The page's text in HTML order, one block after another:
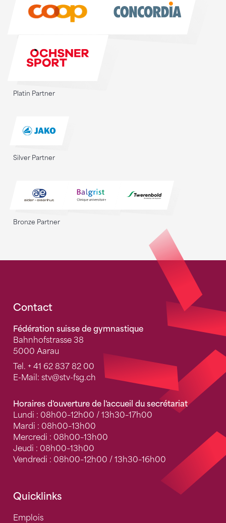
Platin Partner
Silver Partner
Bronze Partner
Fusszeile
Contact
Fédération suisse de gymnastique
Bahnhofstrasse 38
5000 Aarau
Tel. + 41 62 837 82 00
E-Mail: stv@stv-fsg.ch
Horaires d'ouverture de l'accueil du secrétariat
Lundi : 08h00–12h00 / 13h30–17h00
Mardi : 08h00–13h00
Mercredi : 08h00–13h00
Jeudi : 08h00–13h00
Vendredi : 08h00–12h00 / 13h30–16h00
Quicklinks
Emplois